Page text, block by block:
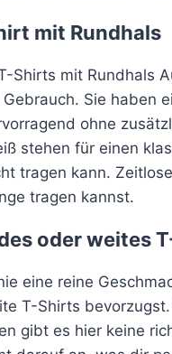
mit Rundhals
Shirts mit Rundhals
Sie haben
ohne
stehen für einen
tragen kann.
tragen kannst.
oder weites
eine reine
T-Shirts
gibt es hier keine